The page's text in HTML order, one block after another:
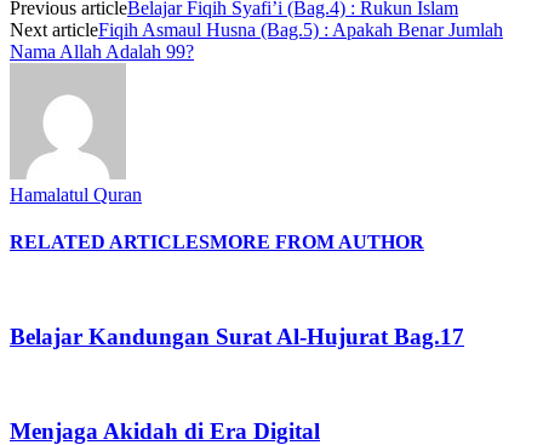
Previous articleBelajar Fiqih Syafi’i (Bag.4) : Rukun Islam
Next articleFiqih Asmaul Husna (Bag.5) : Apakah Benar Jumlah
Nama Allah Adalah 99?
Hamalatul Quran
RELATED ARTICLESMORE FROM AUTHOR
Belajar Kandungan Surat Al-Hujurat Bag.17
Menjaga Akidah di Era Digital